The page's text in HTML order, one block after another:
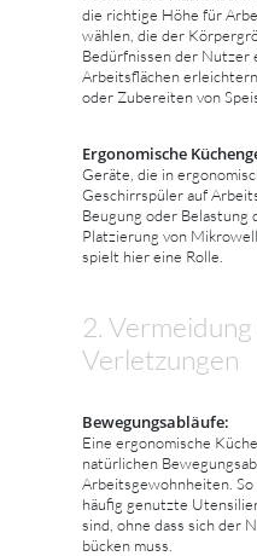
die richtige Höhe für
wählen, die der
Bedürfnissen der Nutzer
Arbeitsflächen
oder Zubereiten von
Ergonomische
Geräte, die in
Geschirrspüler auf
Beugung oder Belastung
Platzierung von
spielt hier eine Rolle.
2. Vermeidung
Verletzungen
Bewegungsabläufe:
Eine ergonomische
natürlichen
Arbeitsgewohnheiten.
häufig genutzte
sind, ohne dass sich der
bücken muss.